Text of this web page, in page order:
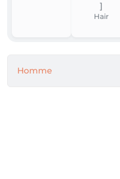
onglerie… Nous
respecter la santé de
• Mardi & mercredi :
Hair
Homme